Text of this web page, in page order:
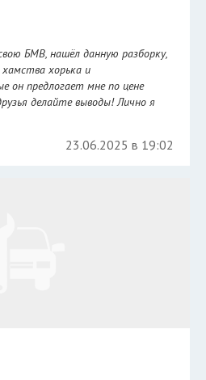
БМВ, нашёл данную разборку,
хорька и
он предлогает мне по цене
делайте выводы! Лично я
23.06.2025 в 19:02